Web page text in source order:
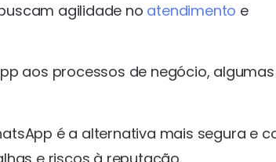
agilidade no atendimento e
aos processos de negócio, algumas
é a alternativa mais segura e